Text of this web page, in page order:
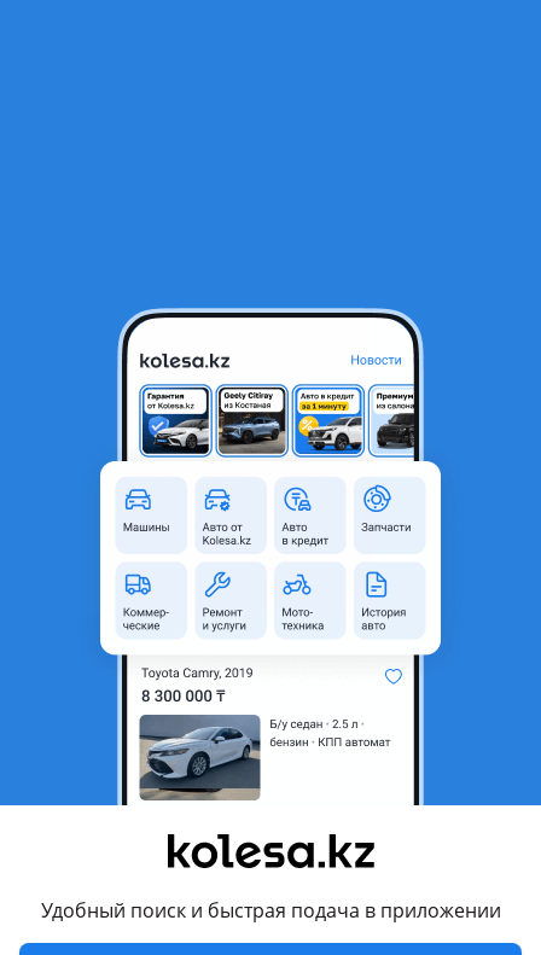
Удобный поиск и быстрая подача в приложении
Двигатель мотор 1GR-FE 4л 3х контактный на Toyota Land Cruiser
1 900 000 ₸
Актобе, Актюбинская
область
Б/y
Оригинальность
Подходит на авто
Toyota FJ Cruiser
2006 - н.в. 1 поколение (GSJ1)
2011 - 2015 1 поколение рестайлинг (N5/N6), 2005 - 2011 1
поколение (N5/N6)